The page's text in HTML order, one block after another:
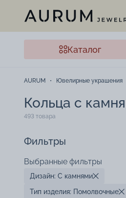
Каталог
AURUM Ювелирные украшения
Кольца с
493 товара
Фильтры
Выбранные фильтры
Дизайн: С камнями
Тип изделия: Помолвочные